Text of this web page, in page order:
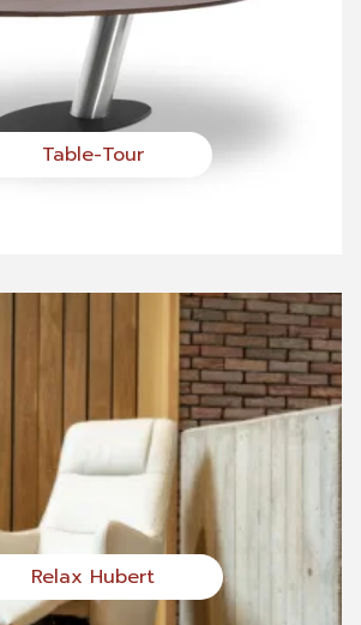
Table-Tour
Relax Hubert